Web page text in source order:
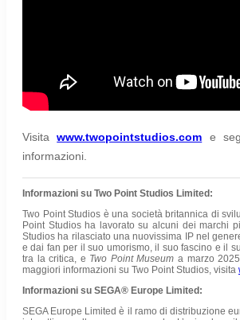
Visitawww.twopointstudios.com e
informazioni.
Informazioni su Two Point Studios Limited:
Two Point Studios è una società britannica di
Point Studios ha lavorato su alcuni dei marchi
Studios ha rilasciato una nuovissima IP nel
e dai fan per il suo umorismo, il suo fascino e il
tra la critica, e Two Point Museum a marzo
maggiori informazioni su Two Point Studios, visita
Informazioni su SEGA® Europe Limited:
SEGA Europe Limited è il ramo di distribuzione